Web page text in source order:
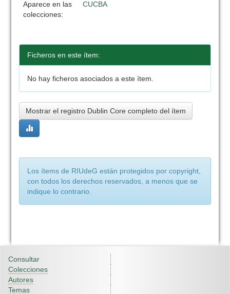
Aparece en las
colecciones:
CUCBA
Ficheros en este ítem:
No hay ficheros asociados a este ítem.
Mostrar el registro Dublin Core completo del ítem
Los ítems de RIUdeG están protegidos por copyright,
con todos los derechos reservados, a menos que se
indique lo contrario.
Consultar
Colecciones
Autores
Temas